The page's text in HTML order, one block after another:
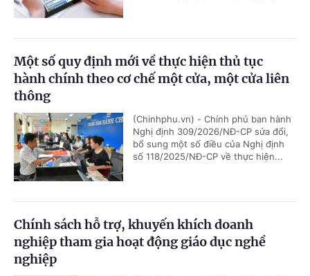
Một số quy định mới về thực hiện thủ tục
hành chính theo cơ chế một cửa, một cửa liên
thông
(Chinhphu.vn) - Chính phủ ban hành
Nghị định 309/2026/NĐ-CP sửa đổi,
bổ sung một số điều của Nghị định
số 118/2025/NĐ-CP về thực hiện...
Chính sách hỗ trợ, khuyến khích doanh
nghiệp tham gia hoạt động giáo dục nghề
nghiệp